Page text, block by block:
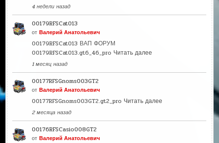
4 недели назад
00179RFSCat013
отВалерий Анатольевич
00179RFSCat013 ВАП ФОРУМ
00179RFSCat013.gt6_46_pro Читать далее
1 месяц назад
00177RFSGnoms003GT2
отВалерий Анатольевич
00177RFSGnoms003GT2.gt2_pro Читать далее
2 месяца назад
00176RFSCasio008GT2
отВалерий Анатольевич